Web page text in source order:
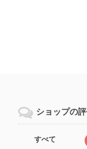
ショップの
すべて